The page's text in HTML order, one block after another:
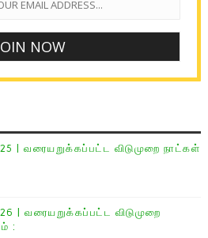
| வரையறுக்கப்பட்ட விடுமுறை நாட்கள்
| வரையறுக்கப்பட்ட விடுமுறை
: